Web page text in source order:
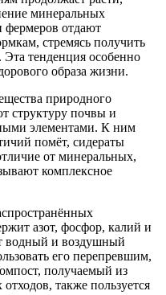
минеральных
фермеров отдают
стремясь получить
тенденция особенно
образа жизни.
природного
структуру почвы и
элементами. К ним
помёт, сидераты
от минеральных,
комплексное
азот, фосфор, калий и
водный и воздушный
его перепревшим,
получаемый из
также пользуется